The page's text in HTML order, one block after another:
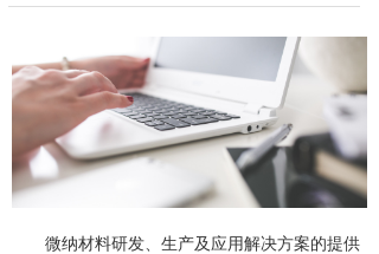
微纳材料研发、生产及应用解决方案的提供